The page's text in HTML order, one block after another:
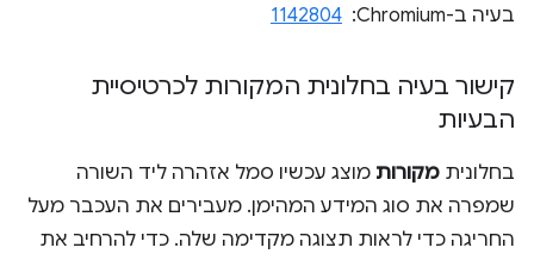
בעיה ב-Chromium: ‏ 1142804
קישור בעיה בחלונית המקורות לכרטיסיית
הבעיות
בחלונית מקורות מוצג עכשיו סמל אזהרה ליד השורה
שמפרה את סוג המידע המהימן. מעבירים את העכבר מעל
החריגה כדי לראות תצוגה מקדימה שלה. כדי להרחיב את